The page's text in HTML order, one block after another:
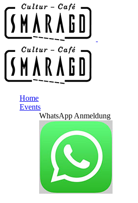
Home
Events
WhatsApp Anmeldung